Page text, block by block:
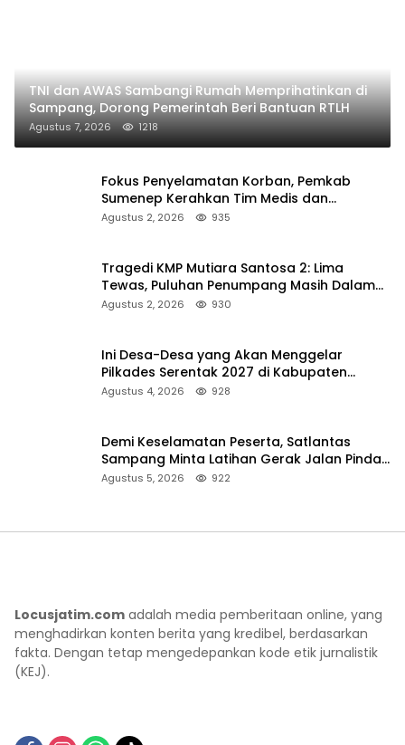
TNI dan AWAS Sambangi Rumah Memprihatinkan di
Sampang, Dorong Pemerintah Beri Bantuan RTLH
Agustus 7, 2026 1218
Fokus Penyelamatan Korban, Pemkab
Sumenep Kerahkan Tim Medis dan
Ambulans ke Pelabuhan Kalianget
Agustus 2, 2026 935
Tragedi KMP Mutiara Santosa 2: Lima
Tewas, Puluhan Penumpang Masih Dalam
Pencarian
Agustus 2, 2026 930
Ini Desa-Desa yang Akan Menggelar
Pilkades Serentak 2027 di Kabupaten
Sumenep
Agustus 4, 2026 928
Demi Keselamatan Peserta, Satlantas
Sampang Minta Latihan Gerak Jalan Pindah
ke Lokasi Aman
Agustus 5, 2026 922
Locusjatim.com adalah media pemberitaan online, yang
menghadirkan konten berita yang kredibel, berdasarkan
fakta. Dengan tetap mengedepankan kode etik jurnalistik
(KEJ).